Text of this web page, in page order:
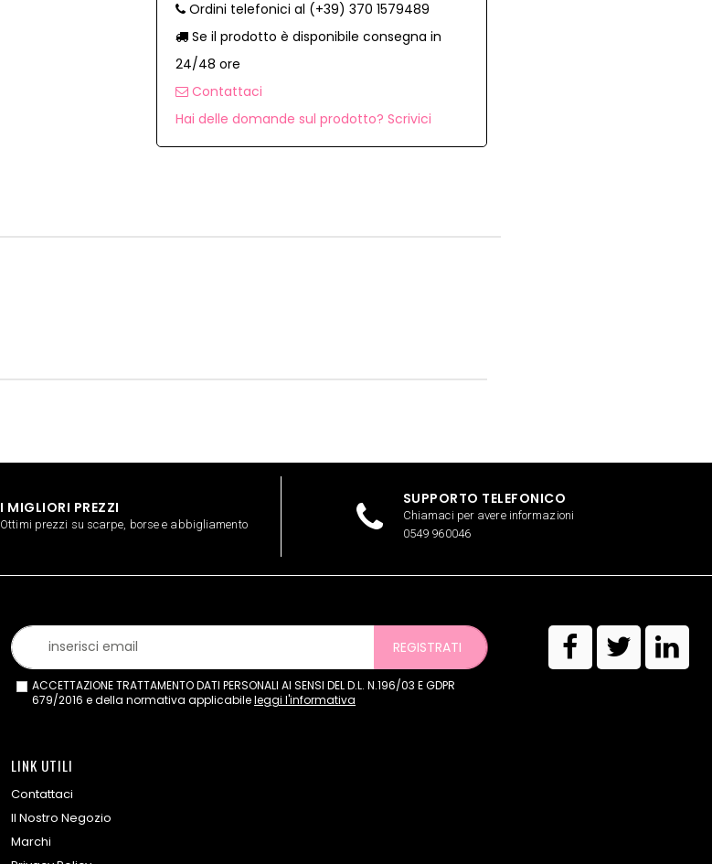
Ordini telefonici al (+39) 370 1579489
Se il prodotto è disponibile consegna in
24/48 ore
Contattaci
Hai delle domande sul prodotto? Scrivici
I MIGLIORI PREZZI
Ottimi prezzi su scarpe, borse e abbigliamento
SUPPORTO TELEFONICO
Chiamaci per avere informazioni
0549 960046
REGISTRATI
ACCETTAZIONE TRATTAMENTO DATI PERSONALI AI SENSI DEL D.L. N.196/03 E GDPR
679/2016 e della normativa applicabileleggi l'informativa
LINK UTILI
Contattaci
Il Nostro Negozio
Marchi